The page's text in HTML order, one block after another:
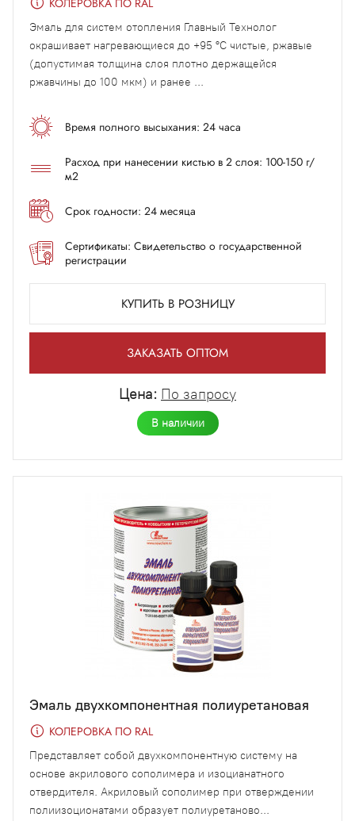
Эмаль для систем отопления Главный Технолог
окрашивает нагревающиеся до +95 °С чистые, ржавые
(допустимая толщина слоя плотно держащейся
ржавчины до 100 мкм) и ранее ...
Время полного высыхания: 24 часа
Расход при нанесении кистью в 2 слоя: 100-150 г/
м2
Срок годности: 24 месяца
Сертификаты: Свидетельство о государственной
регистрации
КУПИТЬ В РОЗНИЦУ
ЗАКАЗАТЬ ОПТОМ
Цена: По запросу
В наличии
Эмаль двухкомпонентная полиуретановая
КОЛЕРОВКА ПО RAL
Представляет собой двухкомпонентную систему на
основе акрилового сополимера и изоцианатного
отвердителя. Акриловый сополимер при отверждении
полиизоционатами образует полиуретаново...